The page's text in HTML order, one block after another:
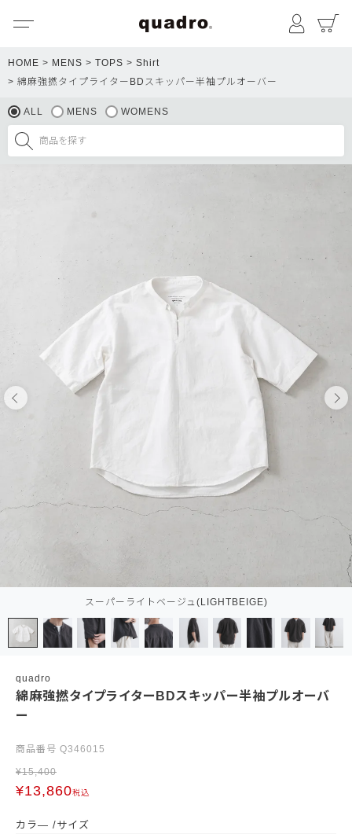
マイペ
HOME MENS TOPS
Shirt
綿麻強撚タイプライターBDスキッパー半袖プルオーバー
ALL MENS WOMENS
スーパーライトベージュ(LIGHTBEIGE)
quadro
綿麻強撚タイプライターBDスキッパー半袖プルオーバ
ー
商品番号 Q346015
¥15,400
¥13,860税込
カラ―
サイズ